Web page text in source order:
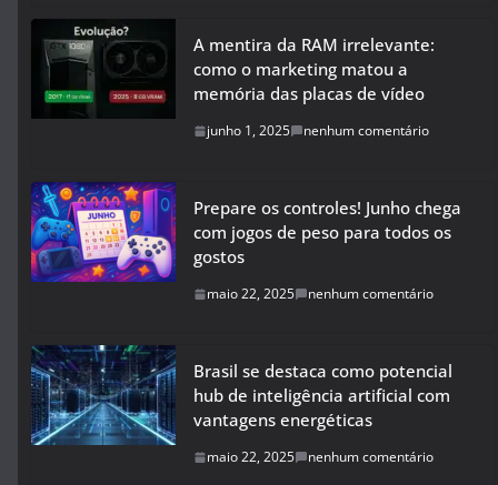
A mentira da RAM irrelevante:
como o marketing matou a
memória das placas de vídeo
junho 1, 2025 nenhum comentário
Prepare os controles! Junho chega
com jogos de peso para todos os
gostos
maio 22, 2025 nenhum comentário
Brasil se destaca como potencial
hub de inteligência artificial com
vantagens energéticas
maio 22, 2025 nenhum comentário